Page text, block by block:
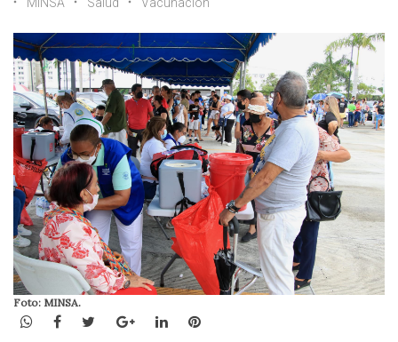
Foto: MINSA.
WhatsApp
Facebook
TwitterGoogle+LinkedInPinterest